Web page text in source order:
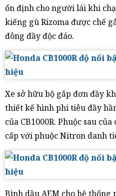
ổn định cho người lái khi
kiếng gù Rizoma được chế
đông đầy độc đáo.
Xe sở hữu bộ gắp đơn đầy
thiết kế hình phi tiêu đầy
của CB1000R. Phuộc sau
cấp với phuộc Nitron danh
Bình dầu AEM cho hệ thống